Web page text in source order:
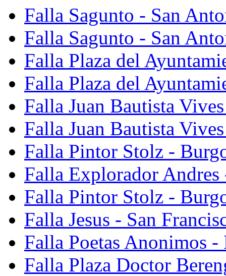
Falla Sagunto - San
Falla Sagunto - San
Falla Plaza del
Falla Plaza del
Falla Juan Bautista
Falla Juan Bautista
Falla Pintor Stolz -
Falla Explorador Andres
Falla Pintor Stolz -
Falla Jesus - San
Falla Poetas Anonimos
Falla Plaza Doctor